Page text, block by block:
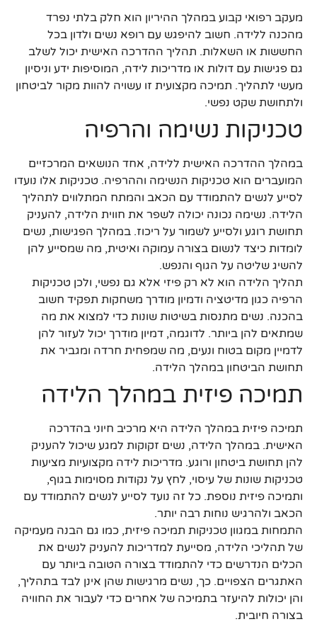
מעקב רפואי קבוע במהלך ההיריון הוא חלק בלתי נפרד
מהכנה ללידה. חשוב להיפגש עם רופא נשים ולדון בכל
החששות או השאלות. תהליך ההדרכה האישית יכול לשלב
גם פגישות עם דולות או מדריכות לידה, המוסיפות ידע וניסיון
מעשי לתהליך. תמיכה מקצועית זו עשויה להוות מקור לביטחון
ולתחושת שקט נפשי.
טכניקות נשימה והרפיה
במהלך ההדרכה האישית ללידה, אחד הנושאים המרכזיים
המועברים הוא טכניקות הנשימה וההרפיה. טכניקות אלו נועדו
לסייע לנשים להתמודד עם הכאב והמתח המתלווים לתהליך
הלידה. נשימה נכונה יכולה לשפר את חווית הלידה, להעניק
תחושת רוגע ולסייע לשמור על ריכוז. במהלך הפגישות, נשים
לומדות כיצד לנשום בצורה עמוקה ואיטית, מה שמסייע להן
להשיג שליטה על הגוף והנפש.
תהליך הלידה הוא לא רק פיזי אלא גם נפשי, ולכן טכניקות
הרפיה כגון מדיטציה ודמיון מודרך משחקות תפקיד חשוב
בהכנה. נשים מתנסות בשיטות שונות כדי למצוא את מה
שמתאים להן ביותר. לדוגמה, דמיון מודרך יכול לעזור להן
לדמיין מקום בטוח ונעים, מה שמפחית חרדה ומגביר את
תחושת הביטחון במהלך הלידה.
תמיכה פיזית במהלך הלידה
תמיכה פיזית במהלך הלידה היא מרכיב חיוני בהדרכה
האישית. במהלך הלידה, נשים זקוקות למגע שיכול להעניק
להן תחושת ביטחון ורוגע. מדריכות לידה מקצועיות מציעות
טכניקות שונות של עיסוי, לחץ על נקודות מסוימות בגוף,
ותמיכה פיזית נוספת. כל זה נועד לסייע לנשים להתמודד עם
הכאב ולהרגיש נוחות רבה יותר.
התמחות במגוון טכניקות תמיכה פיזית, כמו גם הבנה מעמיקה
של תהליכי הלידה, מסייעת למדריכות להעניק לנשים את
הכלים הנדרשים כדי להתמודד בצורה הטובה ביותר עם
האתגרים הצפויים. כך, נשים מרגישות שהן אינן לבד בתהליך,
והן יכולות להיעזר בתמיכה של אחרים כדי לעבור את החוויה
בצורה חיובית.